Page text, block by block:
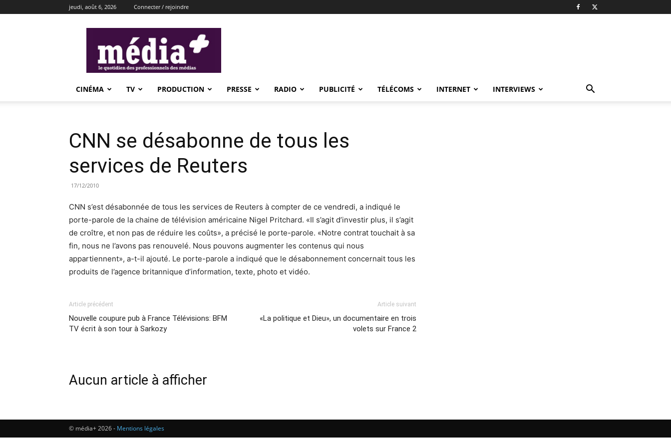
jeudi, août 6, 2026 Connecter / rejoindre
CINÉMA TV PRODUCTION PRESSE RADIO PUBLICITÉ TÉLÉCOMS INTERNET INTERVIEWS
CNN se désabonne de tous les
services de Reuters
17/12/2010
CNN s’est désabonnée de tous les services de Reuters à compter de ce vendredi, a indiqué le
porte-parole de la chaine de télévision américaine Nigel Pritchard. «Il s’agit d’investir plus, il s’agit
de croître, et non pas de réduire les coûts», a précisé le porte-parole. «Notre contrat touchait à sa
fin, nous ne l’avons pas renouvelé. Nous pouvons augmenter les contenus qui nous
appartiennent», a-t-il ajouté. Le porte-parole a indiqué que le désabonnement concernait tous les
produits de l’agence britannique d’information, texte, photo et vidéo.
Article précédent
Nouvelle coupure pub à France Télévisions: BFM
TV écrit à son tour à Sarkozy
Article suivant
«La politique et Dieu», un documentaire en trois
volets sur France 2
Aucun article à afficher
© média+ 2026 - Mentions légales